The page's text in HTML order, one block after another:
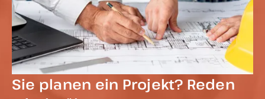
Sie planen ein Projekt? Reden